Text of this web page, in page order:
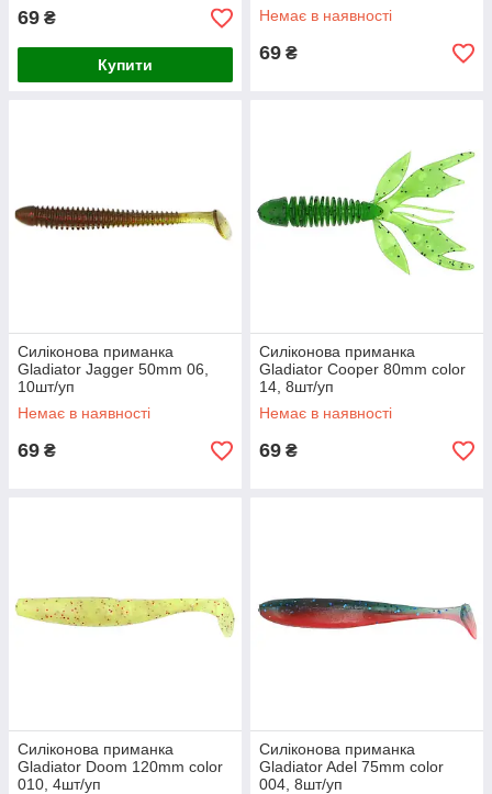
69 ₴
Купити
Немає в наявності
69 ₴
Силіконова приманка
Gladiator Jagger 50mm 06,
10шт/уп
Немає в наявності
69 ₴
Силіконова приманка
Gladiator Cooper 80mm color
14, 8шт/уп
Немає в наявності
69 ₴
Силіконова приманка
Gladiator Doom 120mm color
010, 4шт/уп
Силіконова приманка
Gladiator Adel 75mm color
004, 8шт/уп